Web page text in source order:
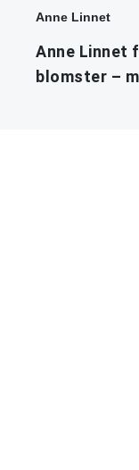
Anne Linnet
Anne Linnet
blomster –